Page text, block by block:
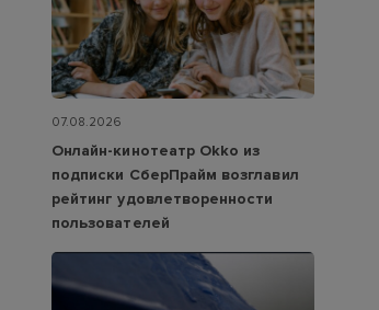
07.08.2026
Онлайн-кинотеатр Okko из
подписки СберПрайм возглавил
рейтинг удовлетворенности
пользователей